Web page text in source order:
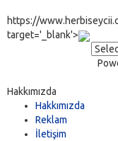
https://
target='_blank'>
Hakkımızda
Hakkımızda
Reklam
İletişim